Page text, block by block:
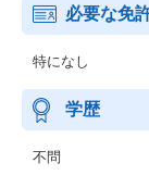
必要な免
特になし
学歴
不問